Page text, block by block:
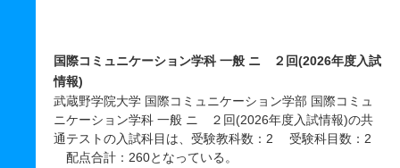
国際コミュニケーション学科 一般 ニ ２回(2026年度入試
情報)
武蔵野学院大学 国際コミュニケーション学部 国際コミュ
ニケーション学科 一般 ニ ２回(2026年度入試情報)の共
通テストの入試科目は、受験教科数：2 受験科目数：2
配点合計：260となっている。